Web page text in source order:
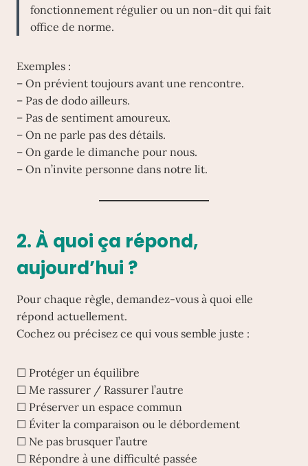
fonctionnement régulier ou un non-dit qui fait
office de norme.
Exemples :
– On prévient toujours avant une rencontre.
– Pas de dodo ailleurs.
– Pas de sentiment amoureux.
– On ne parle pas des détails.
– On garde le dimanche pour nous.
– On n’invite personne dans notre lit.
2. À quoi ça répond,
aujourd’hui ?
Pour chaque règle, demandez-vous à quoi elle
répond actuellement.
Cochez ou précisez ce qui vous semble juste :
☐ Protéger un équilibre
☐ Me rassurer / Rassurer l’autre
☐ Préserver un espace commun
☐ Éviter la comparaison ou le débordement
☐ Ne pas brusquer l’autre
☐ Répondre à une difficulté passée